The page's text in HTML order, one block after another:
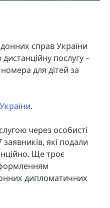
справ України
послугу –
для дітей за
.
через особисті
які подали
Ще троє
дипломатичних